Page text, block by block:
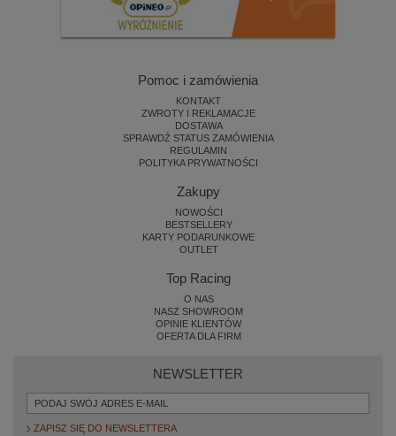
Pomoc i zamówienia
KONTAKT
ZWROTY I REKLAMACJE
DOSTAWA
SPRAWDŹ STATUS ZAMÓWIENIA
REGULAMIN
POLITYKA PRYWATNOŚCI
Zakupy
NOWOŚCI
BESTSELLERY
KARTY PODARUNKOWE
OUTLET
Top Racing
O NAS
NASZ SHOWROOM
OPINIE KLIENTÓW
OFERTA DLA FIRM
NEWSLETTER
ZAPISZ SIĘ DO NEWSLETTERA